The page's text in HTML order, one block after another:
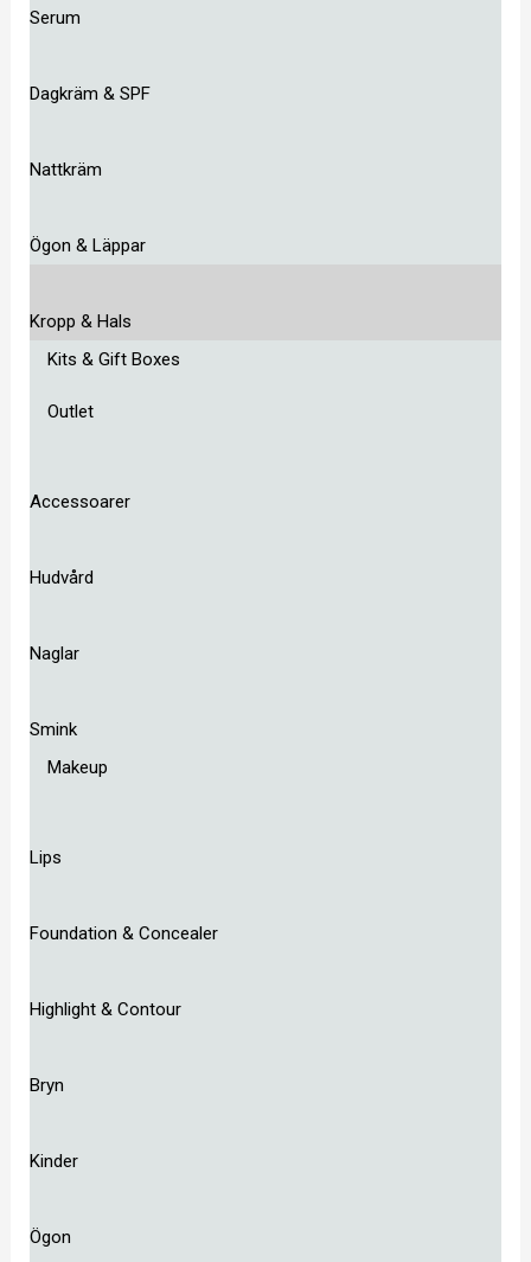
Serum
Dagkräm & SPF
Nattkräm
Ögon & Läppar
Kropp & Hals
Kits & Gift Boxes
Outlet
Accessoarer
Hudvård
Naglar
Smink
Makeup
Lips
Foundation & Concealer
Highlight & Contour
Bryn
Kinder
Ögon